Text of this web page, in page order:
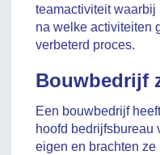
teamactiviteit
na welke activiteiten
verbeterd proces.
Bouwbedrijf
Een bouwbedrijf
hoofd bedrijfsbureau
eigen en brachten